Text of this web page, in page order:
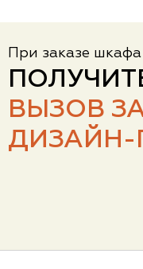
При заказе шкафа
ВЫЗОВ
ДИЗАЙН-